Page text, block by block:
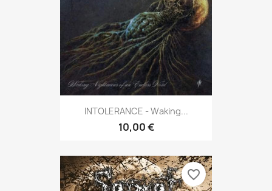
INTOLERANCE - Waking...
10,00 €
favorite_border